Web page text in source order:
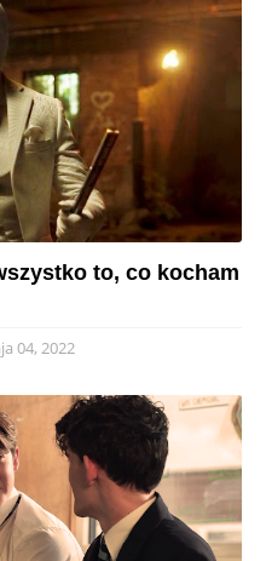
to, co kocham
04, 2022